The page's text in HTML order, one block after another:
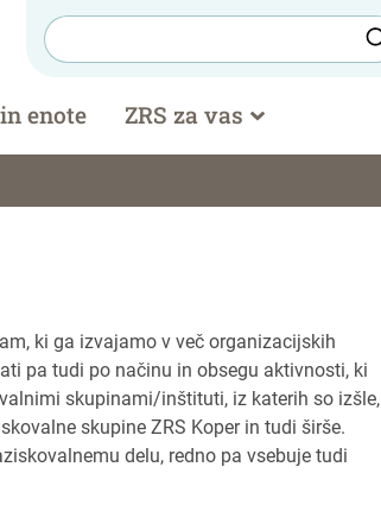
enote ZRS za vas
ki ga izvajamo v več organizacijskih
pa tudi po načinu in obsegu aktivnosti, ki
skupinami/inštituti, iz katerih so izšle,
skupine ZRS Koper in tudi širše.
delu, redno pa vsebuje tudi